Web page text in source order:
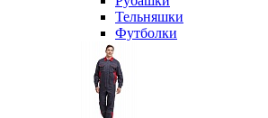
Тельняшки
Футболки